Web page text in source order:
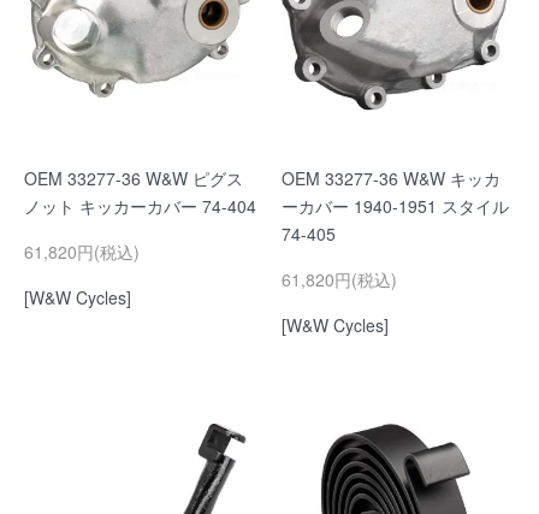
OEM 33277-36 W&W ピグス
ノット キッカーカバー 74-404
61,820円(税込)
[W&W Cycles]
OEM 33277-36 W&W キッカ
ーカバー 1940-1951 スタイル
74-405
61,820円(税込)
[W&W Cycles]